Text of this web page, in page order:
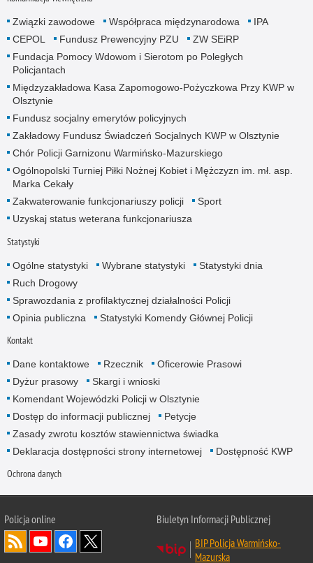
Związki zawodowe Współpraca międzynarodowa
IPA
CEPOL
Fundusz Prewencyjny PZU
ZW SEiRP
Fundacja Pomocy Wdowom i Sierotom po Poległych
Policjantach
Międzyzakładowa Kasa Zapomogowo-Pożyczkowa Przy KWP w
Olsztynie
Fundusz socjalny emerytów policyjnych
Zakładowy Fundusz Świadczeń Socjalnych KWP w Olsztynie
Chór Policji Garnizonu Warmińsko-Mazurskiego
Ogólnopolski Turniej Piłki Nożnej Kobiet i Mężczyzn im. mł. asp.
Marka Cekały
Zakwaterowanie funkcjonariuszy policji
Sport
Uzyskaj status weterana funkcjonariusza
Statystyki
Ogólne statystyki Wybrane statystyki
Statystyki dnia
Ruch Drogowy
Sprawozdania z profilaktycznej działalności Policji
Opinia publiczna
Statystyki Komendy Głównej Policji
Kontakt
Dane kontaktowe Rzecznik
Oficerowie Prasowi
Dyżur prasowy
Skargi i wnioski
Komendant Wojewódzki Policji w Olsztynie
Dostęp do informacji publicznej
Petycje
Zasady zwrotu kosztów stawiennictwa świadka
Deklaracja dostępności strony internetowej
Dostępność KWP
Ochrona danych
Policja online
Biuletyn Informacji Publicznej
BIP Policja Warmińsko-
Mazurska